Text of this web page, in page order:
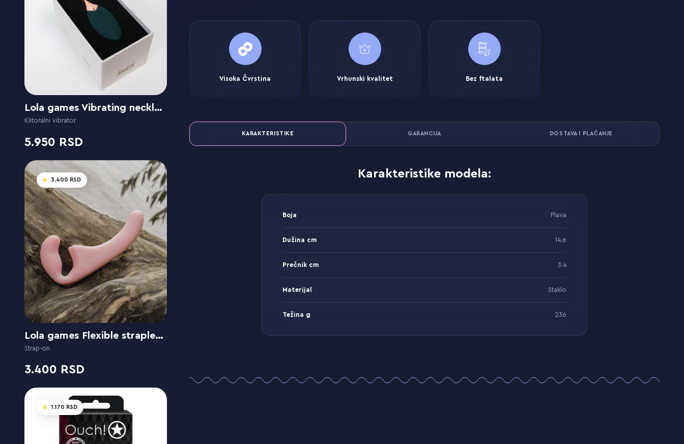
Lola games Vibrating necklace Liberty Leaf
Klitoralni vibrator
5.950
3.400
Lola games Flexible strapless Natural Sensation Pink
Strap-on
3.400
1.170
Visoka Čvrstina Vrhunski kvalitet Bez ftalata
KARAKTERISTIKE GARANCIJA DOSTAVA I PLAĆANJE
Karakteristike modela:
Boja Plava
Dužina cm 14.6
Prečnik cm 3.4
Materijal Staklo
Težina g 236